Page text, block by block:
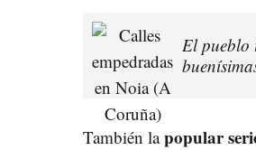
El pueblo
También lapopular